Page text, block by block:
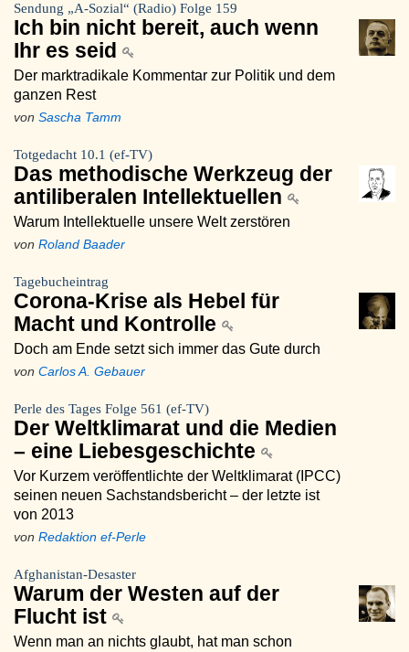
Sendung „A-Sozial“ (Radio) Folge 159
Ich bin nicht bereit, auch wenn
Ihr es seid
Der marktradikale Kommentar zur Politik und dem
ganzen Rest
von Sascha Tamm
Totgedacht 10.1 (ef-TV)
Das methodische Werkzeug der
antiliberalen Intellektuellen
Warum Intellektuelle unsere Welt zerstören
von Roland Baader
Tagebucheintrag
Corona-Krise als Hebel für
Macht und Kontrolle
Doch am Ende setzt sich immer das Gute durch
von Carlos A. Gebauer
Perle des Tages Folge 561 (ef-TV)
Der Weltklimarat und die Medien
– eine Liebesgeschichte
Vor Kurzem veröffentlichte der Weltklimarat (IPCC)
seinen neuen Sachstandsbericht – der letzte ist
von 2013
von Redaktion ef-Perle
Afghanistan-Desaster
Warum der Westen auf der
Flucht ist
Wenn man an nichts glaubt, hat man schon